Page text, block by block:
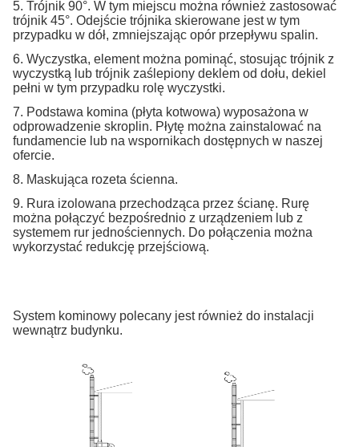
5. Trójnik 90°. W tym miejscu można również zastosować
trójnik 45°. Odejście trójnika skierowane jest w tym
przypadku w dół, zmniejszając opór przepływu spalin.
6. Wyczystka, element można pominąć, stosując trójnik z
wyczystką lub trójnik zaślepiony deklem od dołu, dekiel
pełni w tym przypadku rolę wyczystki.
7. Podstawa komina (płyta kotwowa) wyposażona w
odprowadzenie skroplin. Płytę można zainstalować na
fundamencie lub na wspornikach dostępnych w naszej
ofercie.
8. Maskująca rozeta ścienna.
9. Rura izolowana przechodząca przez ścianę. Rurę
można połączyć bezpośrednio z urządzeniem lub z
systemem rur jednościennych. Do połączenia można
wykorzystać redukcję przejściową.
System kominowy polecany jest również do instalacji
wewnątrz budynku.